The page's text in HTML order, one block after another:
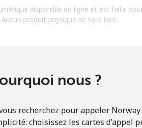
compte sur ce site, j'accepte les
disponible en ligne et est faite
produit physique ne sera livré.
nous ?
recherchez pour appeler
choisissez les cartes d'appel